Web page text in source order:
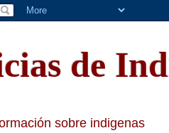
de
sobre indigenas